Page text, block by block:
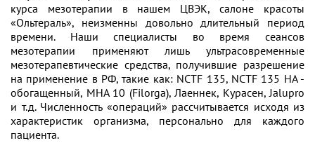
курса мезотерапии в нашем ЦВЭК, салоне красоты
«Ольтераль», неизменны довольно длительный период
времени. Наши специалисты во время сеансов
мезотерапии применяют лишь ультрасовременные
мезотерапевтические средства, получившие разрешение
на применение в РФ, такие как: NCTF 135, NCTF 135 НA -
обогащенный, MHA 10 (Filorga), Лаеннек, Курасен, Jalupro
и т.д. Численность «операций» рассчитывается исходя из
характеристик организма, персонально для каждого
пациента.